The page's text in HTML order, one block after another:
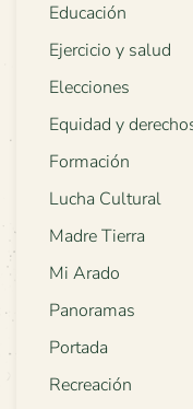
Educación
Ejercicio y salud
Elecciones
Equidad y
Formación
Lucha Cultural
Madre Tierra
Mi Arado
Panoramas
Portada
Recreación